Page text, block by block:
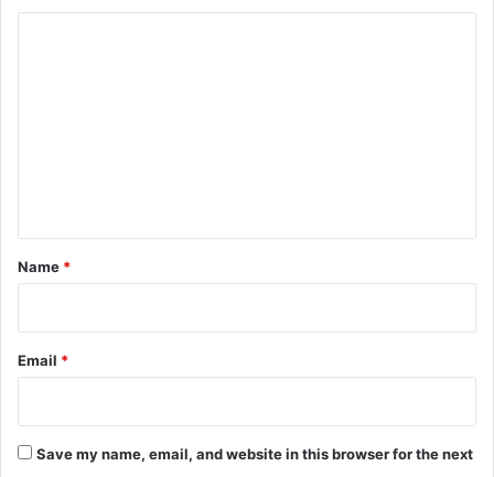
*
Name *
Email *
Save my name, email, and website in this browser for the next